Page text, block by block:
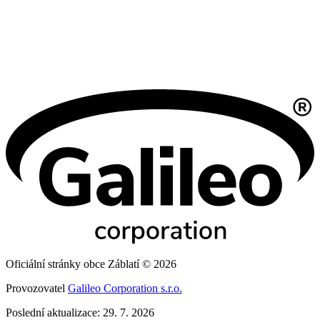
Oficiální stránky obce Záblatí © 2026
Provozovatel Galileo Corporation s.r.o.
Poslední aktualizace: 29. 7. 2026